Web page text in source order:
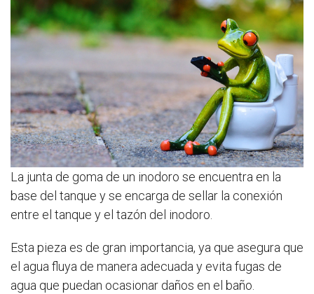
La junta de goma de un inodoro se encuentra en la
base del tanque y se encarga de sellar la conexión
entre el tanque y el tazón del inodoro.
Esta pieza es de gran importancia, ya que asegura que
el agua fluya de manera adecuada y evita fugas de
agua que puedan ocasionar daños en el baño.